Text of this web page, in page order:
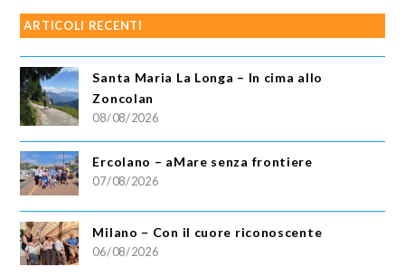
ARTICOLI RECENTI
Santa Maria La Longa – In cima allo
Zoncolan
08/08/2026
Ercolano – aMare senza frontiere
07/08/2026
Milano – Con il cuore riconoscente
06/08/2026